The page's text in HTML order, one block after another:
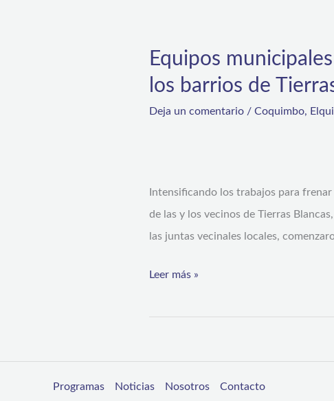
Equipos
los barrios de
Deja un comentario / Coquimbo, Elqui
Intensificando los trabajos para
de las y los vecinos de Tierras
las juntas vecinales locales,
inician
retiro
programado
los
barrios
de
Blancas
Leer más »
Programas Noticias Nosotros Contacto